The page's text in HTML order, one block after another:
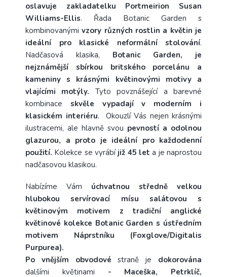
oslavuje zakladatelku Portmeirion Susan
Williams-Ellis. Řada Botanic Garden s
kombinovanýmivzory různých rostlin a květin je
ideální pro klasické neformální stolování.
Nadčasová klasika, Botanic Garden, je
nejznámější sbírkou britského porcelánu a
kameniny s krásnými květinovými motivy a
vlajícími motýly.
Tyto povznášející a barevné
kombinace skvěle vypadají
v moderním i
klasickém interiéru. Okouzlí Vás nejen krásnými
ilustracemi, ale hlavně svou pevností a odolnou
glazurou, a proto je ideální pro každodenní
použití. Kolekce se vyrábí již 45 let a je naprostou
nadčasovou klasikou.
Nabízíme Vám úchvatnou středně velkou
hlubokou
servírovací mísu salátovou s
květinovým motivem z tradiční anglické
květinové kolekce Botanic Garden s ústředním
motivem Náprstníku (Foxglove/Digitalis
Purpurea).
Po vnějším obvodovéstraně je dokorována
dalšími květinami - Maceška, Petrklíč,